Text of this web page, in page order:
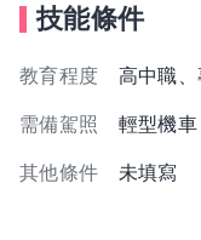
技能條件
教育程度 高中職
需備駕照 輕型機車
其他條件 未填寫